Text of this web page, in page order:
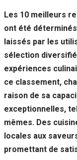
Les 10 meilleurs
ont été
laissés par les
sélection
expériences
ce classement,
raison de sa
exceptionnelles,
mêmes. Des
locales aux
promettant de